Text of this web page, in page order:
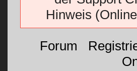
Hinweis
Forum